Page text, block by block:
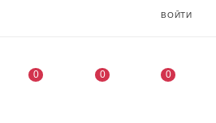
ВОЙТИ
0 0 0